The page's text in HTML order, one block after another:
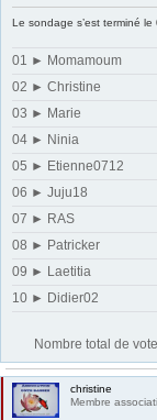
Le sondage s’est terminé
01 ► Momamoum
02 ► Christine
03 ► Marie
04 ► Ninia
05 ► Etienne0712
06 ► Juju18
07 ► RAS
08 ► Patricker
09 ► Laetitia
10 ► Didier02
Nombre total de
christine
Membre